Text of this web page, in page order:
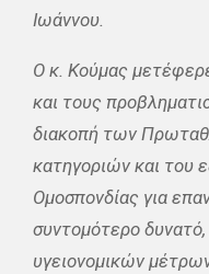
Ιωάννου.
Ο κ. Κούμας
και τους
διακοπή των
κατηγοριών και του
Ομοσπονδίας για
συντομότερο
υγειονομικών